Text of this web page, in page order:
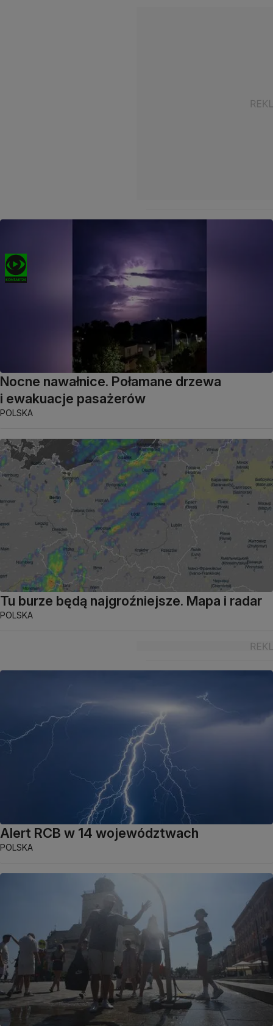
Nocne nawałnice. Połamane drzewa
i ewakuacje pasażerów
POLSKA
Tu burze będą najgroźniejsze. Mapa i radar
POLSKA
Alert RCB w 14 województwach
POLSKA